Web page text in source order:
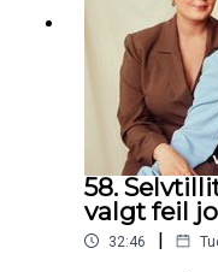
58.
valgt feil
32:46 |